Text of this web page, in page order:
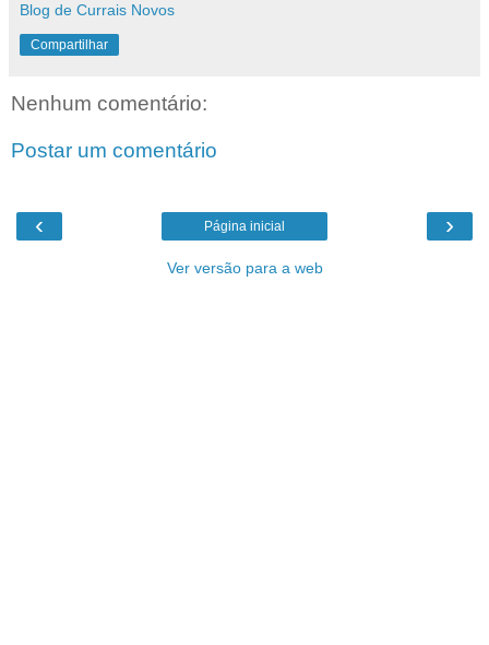
Blog de Currais Novos
Compartilhar
Nenhum comentário:
Postar um comentário
‹ ›
Página inicial
Ver versão para a web